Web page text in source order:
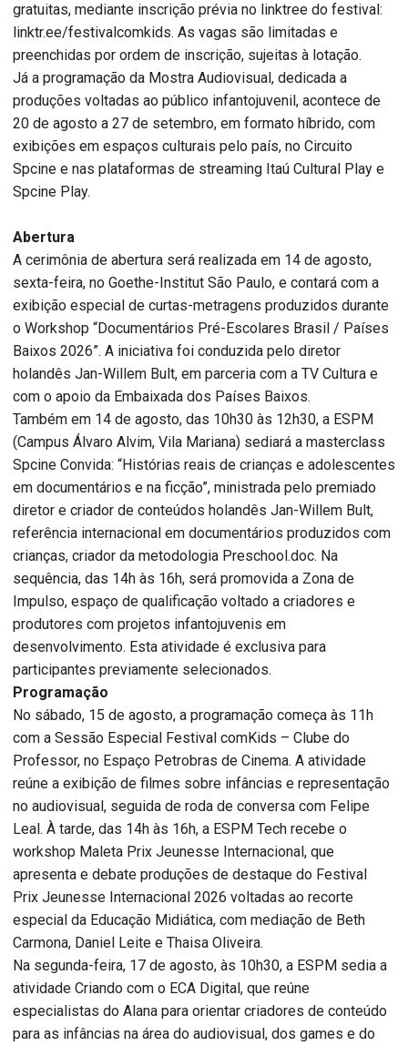
gratuitas, mediante inscrição prévia no linktree do festival:
linktr.ee/festivalcomkids. As vagas são limitadas e
preenchidas por ordem de inscrição, sujeitas à lotação.
Já a programação da Mostra Audiovisual, dedicada a
produções voltadas ao público infantojuvenil, acontece de
20 de agosto a 27 de setembro, em formato híbrido, com
exibições em espaços culturais pelo país, no Circuito
Spcine e nas plataformas de streaming Itaú Cultural Play e
Spcine Play.
Abertura
A cerimônia de abertura será realizada em 14 de agosto,
sexta-feira, no Goethe-Institut São Paulo, e contará com a
exibição especial de curtas-metragens produzidos durante
o Workshop “Documentários Pré-Escolares Brasil / Países
Baixos 2026”. A iniciativa foi conduzida pelo diretor
holandês Jan-Willem Bult, em parceria com a TV Cultura e
com o apoio da Embaixada dos Países Baixos.
Também em 14 de agosto, das 10h30 às 12h30, a ESPM
(Campus Álvaro Alvim, Vila Mariana) sediará a masterclass
Spcine Convida: “Histórias reais de crianças e adolescentes
em documentários e na ficção”, ministrada pelo premiado
diretor e criador de conteúdos holandês Jan-Willem Bult,
referência internacional em documentários produzidos com
crianças, criador da metodologia Preschool.doc. Na
sequência, das 14h às 16h, será promovida a Zona de
Impulso, espaço de qualificação voltado a criadores e
produtores com projetos infantojuvenis em
desenvolvimento. Esta atividade é exclusiva para
participantes previamente selecionados.
Programação
No sábado, 15 de agosto, a programação começa às 11h
com a Sessão Especial Festival comKids – Clube do
Professor, no Espaço Petrobras de Cinema. A atividade
reúne a exibição de filmes sobre infâncias e representação
no audiovisual, seguida de roda de conversa com Felipe
Leal. À tarde, das 14h às 16h, a ESPM Tech recebe o
workshop Maleta Prix Jeunesse Internacional, que
apresenta e debate produções de destaque do Festival
Prix Jeunesse Internacional 2026 voltadas ao recorte
especial da Educação Midiática, com mediação de Beth
Carmona, Daniel Leite e Thaisa Oliveira.
Na segunda-feira, 17 de agosto, às 10h30, a ESPM sedia a
atividade Criando com o ECA Digital, que reúne
especialistas do Alana para orientar criadores de conteúdo
para as infâncias na área do audiovisual, dos games e do